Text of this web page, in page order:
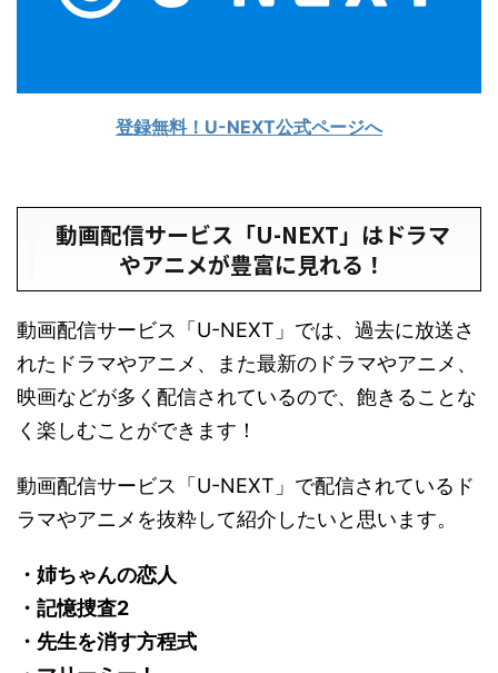
登録無料！U-NEXT公式ページへ
動画配信サービス「U-NEXT」はドラマ
やアニメが豊富に見れる！
動画配信サービス「U-NEXT」では、過去に放送さ
れたドラマやアニメ、また最新のドラマやアニメ、
映画などが多く配信されているので、飽きることな
く楽しむことができます！
動画配信サービス「U-NEXT」で配信されているド
ラマやアニメを抜粋して紹介したいと思います。
・姉ちゃんの恋人
・記憶捜査2
・先生を消す方程式